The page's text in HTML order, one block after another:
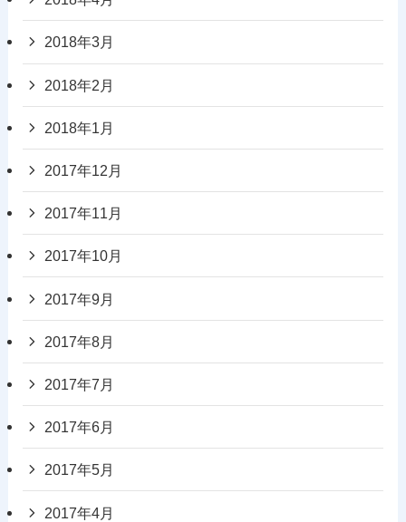
2018年3月
2018年2月
2018年1月
2017年12月
2017年11月
2017年10月
2017年9月
2017年8月
2017年7月
2017年6月
2017年5月
2017年4月